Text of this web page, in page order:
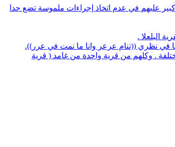
عليهم في عدم اتخاذ إجراءات ملموسة تضع حدا
في نظري ((تنام عرعر وانا ما نمت في عرر)).
الدكتوراه في عدة تخصصات وعدد 14 استشاري طب و32 طبيب في تخصصات مختلفة . وكلهم من قرية واحدة من غامد ( قرية